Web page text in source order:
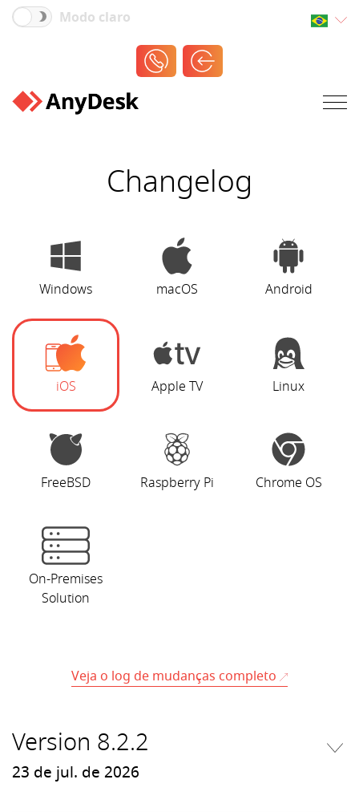
Modo claro
Changelog
Windows macOS Android
iOS Apple TV Linux
FreeBSD Raspberry Pi Chrome OS
On-Premises
Solution
Veja o log de mudanças completo
Version 8.2.2
23 de jul. de 2026